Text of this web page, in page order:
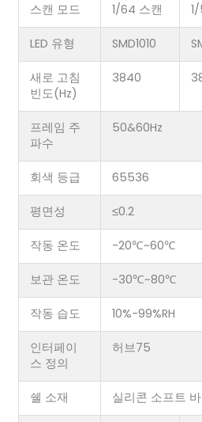
스캔 모드 1/64 스캔
LED 유형 SMD1010
새로 고침
빈도(Hz)
3840
프레임 주
파수
50&60Hz
회색 등급 65536
평면성 ≤0.2
작동 온도 -20℃~60℃
보관 온도 -30℃~80℃
작동 습도 10%-99%RH
인터페이
스 정의
허브75
쉘 소재 실리콘 소프트